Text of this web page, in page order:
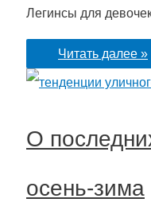
Легинсы для
С
чем
легинсы
девочек
Читать далее »
О
осень-зима